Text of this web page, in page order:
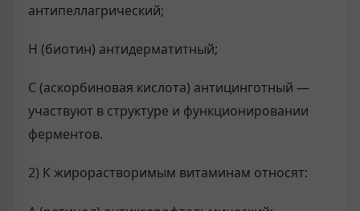
антипеллагрический;
H (биотин) антидерматитный;
C (аскорбиновая кислота) антицинготный —
участвуют в структуре и функционировании
ферментов.
2) К жирорастворимым витаминам относят: